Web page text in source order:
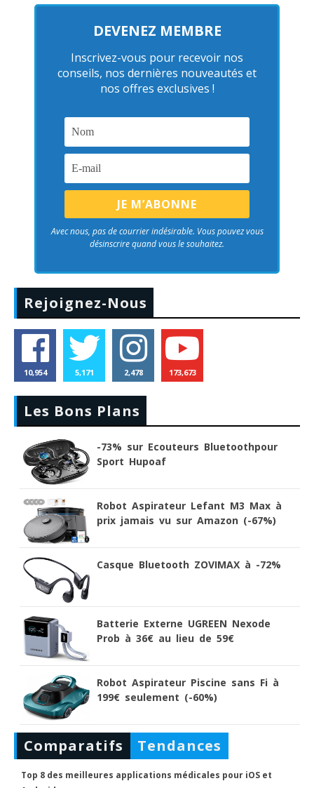
DEVENEZ MEMBRE
Inscrivez-vous pour recevoir nos
conseils, nos dernières nouveautés et
nos offres exclusives !
Avec nous, pas de courrier indésirable. Vous pouvez vous
désinscrire quand vous le souhaitez.
Rejoignez-Nous
10,954 5,171 2,478 173,673
Les Bons Plans
-73% sur Ecouteurs Bluetoothpour
Sport Hupoaf
Robot Aspirateur Lefant M3 Max à
prix jamais vu sur Amazon (-67%)
Casque Bluetooth ZOVIMAX à -72%
Batterie Externe UGREEN Nexode
Prob à 36€ au lieu de 59€
Robot Aspirateur Piscine sans Fi à
199€ seulement (-60%)
Comparatifs Tendances
Top 8 des meilleures applications médicales pour iOS et